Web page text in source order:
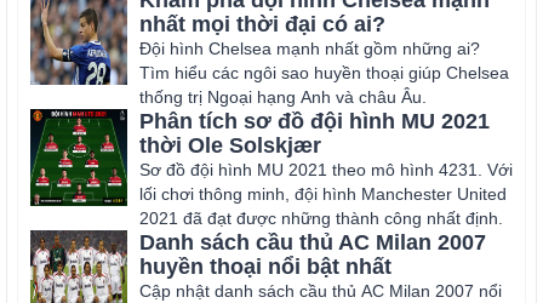
nhất mọi thời đại có ai?
Đội hình Chelsea mạnh nhất gồm những ai?
Tìm hiểu các ngôi sao huyền thoại giúp Chelsea
thống trị Ngoại hạng Anh và châu Âu.
Phân tích sơ đồ đội hình MU 2021
thời Ole Solskjær
Sơ đồ đội hình MU 2021 theo mô hình 4231. Với
lối chơi thông minh, đội hình Manchester United
2021 đã đạt được những thành công nhất định.
Danh sách cầu thủ AC Milan 2007
huyền thoại nổi bật nhất
Cập nhật danh sách cầu thủ AC Milan 2007 nổi